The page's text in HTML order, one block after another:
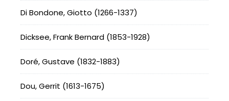
Di Bondone, Giotto (1266-1337)
Dicksee, Frank Bernard (1853-1928)
Doré, Gustave (1832-1883)
Dou, Gerrit (1613-1675)